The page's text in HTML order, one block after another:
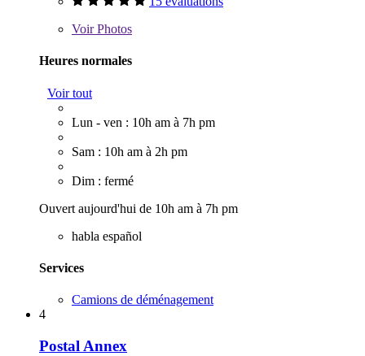
VoirPhotos
Heures normales
Voir tout
Lun - ven : 10h am à 7h pm
Sam : 10h am à 2h pm
Dim : fermé
Ouvert aujourd'hui de 10h am à 7h pm
habla español
Services
Camions de déménagement
4
Postal Annex